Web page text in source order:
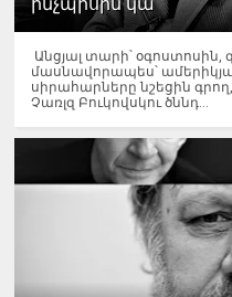
Անցյալ տարի՝ օգոստոսին,
մասնավորապես՝
սիրահարները նշեցին
Չառլզ Բուկովսկու ծննդ...